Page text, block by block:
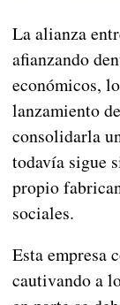
La alianza
afianzando
económicos,
lanzamiento
consolidarla
todavía sigue
propio
sociales.
Esta empresa
cautivando a